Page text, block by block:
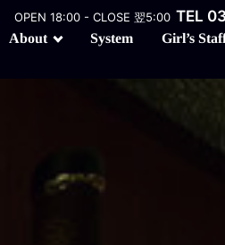
OPEN 18:00 - CLOSE 翌5:00 TEL
About System Girl’s